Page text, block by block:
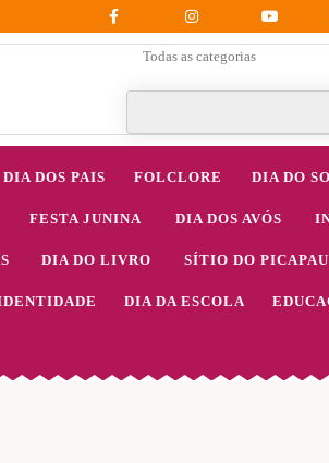
Todas as categorias
DIA DOS PAIS FOLCLORE DIA DO
FESTA JUNINA DIA DOS AVÓS
DIA DO LIVRO SÍTIO DO
DIA DA ESCOLA